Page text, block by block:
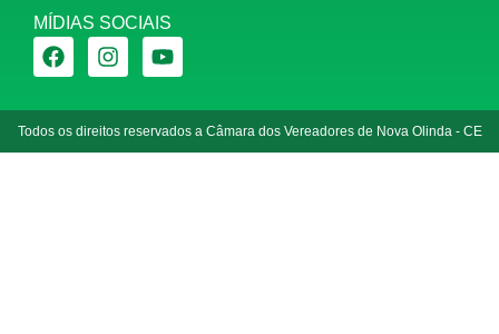
MÍDIAS SOCIAIS
Todos os direitos reservados a Câmara dos Vereadores de Nova Olinda - CE